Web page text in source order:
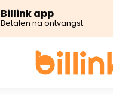
Billink app
Betalen na ontvangst